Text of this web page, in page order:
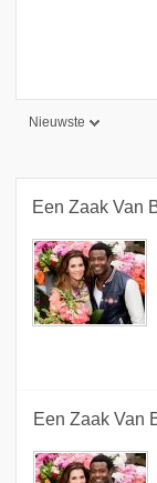
Nieuwste
A - Z